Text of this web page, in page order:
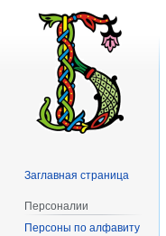
Заглавная страница
Персоналии
Персоны по алфавиту